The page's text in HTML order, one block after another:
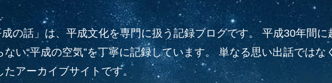
の話」は、平成文化を専門に扱う記録ブログです。 平成30年間
い“平成の空気”を丁寧に記録しています。 単なる思い出話では
アーカイブサイトです。